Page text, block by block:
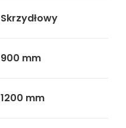
Skrzydłowy
900 mm
1200 mm